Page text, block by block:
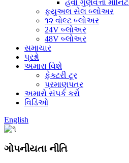
હવા ગુણવત્તા
ફ્યુઅલ સેલ બ્લોઅર
૧૨ વોલ્ટ બ્લોઅર
24V બ્લોઅર
48V બ્લોઅર
સમાચાર
પ્રશ્નો
અમારા વિશે
ફેક્ટરી ટૂર
પ્રમાણપત્ર
અમારો સંપર્ક કરો
વિડિઓ
English
ગોપનીયતા નીતિ